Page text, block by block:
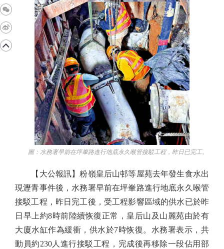
圖：水務署早前在坪輋路進行地底永久喉管接駁工程，昨日已完工。
【大公報訊】粉嶺皇后山邨等屋苑去年發生食水出
現瀝青事件後，水務署早前在坪輋路進行地底永久喉管
接駁工程，昨日完工後，受工程影響區域的供水已於昨
日早上約8時前陸續恢復正常，皇后山及山麗苑由於有
大廈水缸作為緩衝，供水於7時恢復。水務署表示，共
動員約230人進行接駁工程，完成後再移除一段佔用部